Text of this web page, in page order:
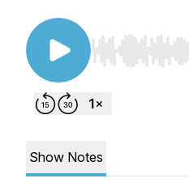
Use Left/Right
Show Notes